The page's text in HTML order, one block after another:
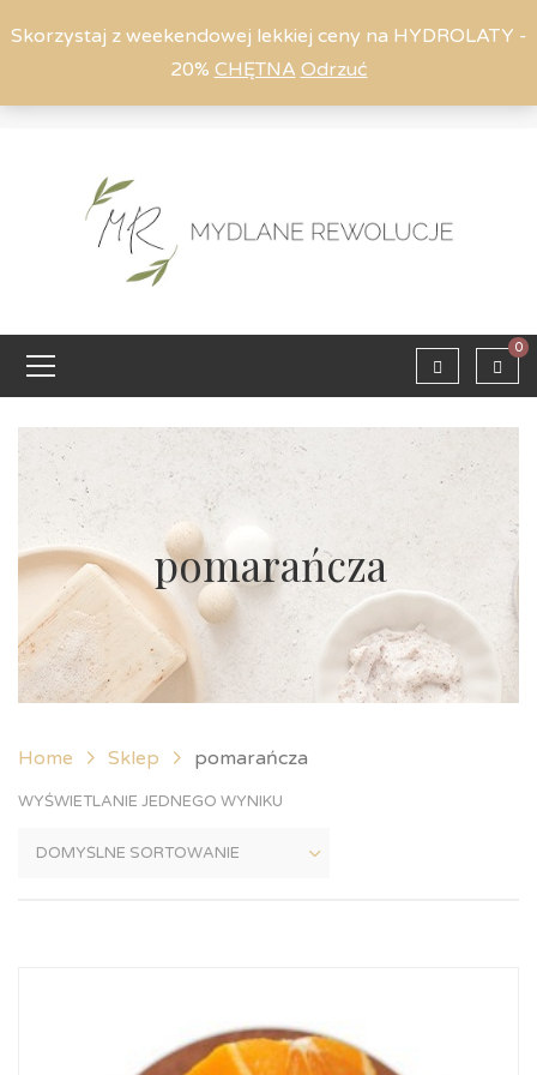
Skorzystaj z weekendowej lekkiej ceny na HYDROLATY -
20% CHĘTNA Odrzuć
0
pomarańcza
Home Sklep pomarańcza
WYŚWIETLANIE JEDNEGO WYNIKU